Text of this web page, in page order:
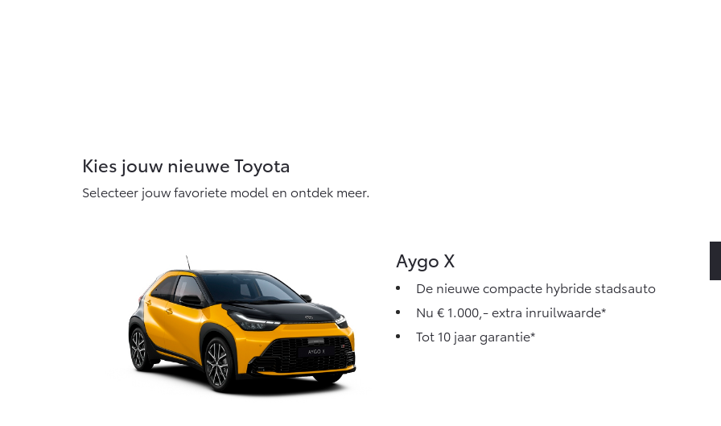
Kies jouw nieuwe Toyota
Selecteer jouw favoriete model en ontdek meer.
Aygo X
De nieuwe compacte hybride stadsauto
Nu € 1.000,- extra inruilwaarde*
Tot 10 jaar garantie*